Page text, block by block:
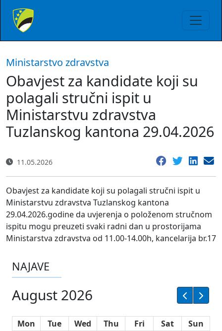
Ministarstvo zdravstva
Obavjest za kandidate koji su
polagali stručni ispit u
Ministarstvu zdravstva
Tuzlanskog kantona 29.04.2026
11.05.2026
Obavjest za kandidate koji su polagali stručni ispit u
Ministarstvu zdravstva Tuzlanskog kantona
29.04.2026.godine da uvjerenja o položenom stručnom
ispitu mogu preuzeti svaki radni dan u prostorijama
Ministarstva zdravstva od 11.00-14.00h, kancelarija br.17
NAJAVE
August 2026
Mon Tue Wed Thu Fri Sat
Sun